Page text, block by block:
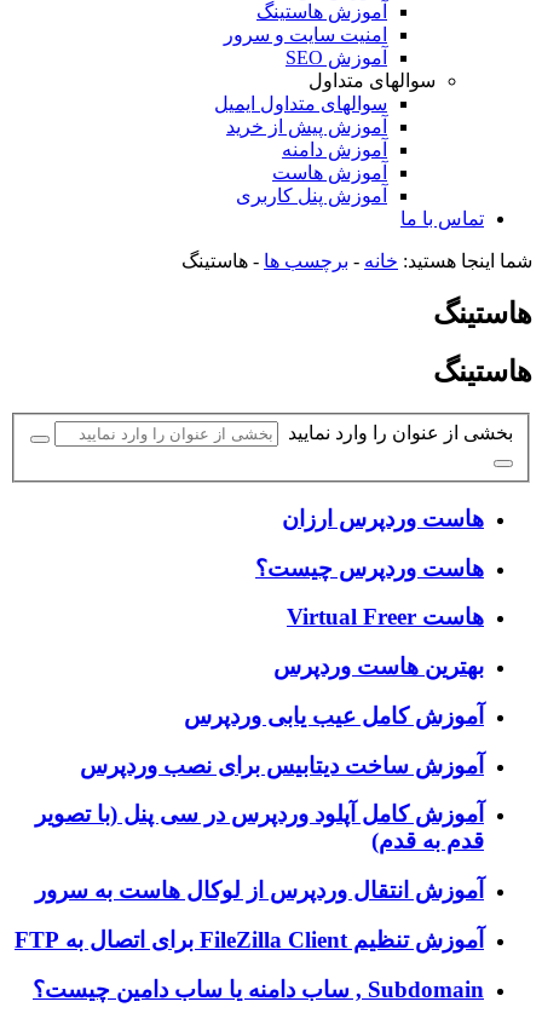
آموزش هاستینگ
امنیت سایت و سرور
آموزش SEO
سوالهای متداول
سوالهای متداول ایمیل
آموزش پیش از خرید
آموزش دامنه
آموزش هاست
آموزش پنل کاربری
تماس با ما
شما اینجا هستید: خانه - برچسب ها - هاستینگ
هاستینگ
هاستینگ
بخشی از عنوان را وارد نمایید
هاست وردپرس ارزان
هاست وردپرس چیست؟
هاست Virtual Freer
بهترین هاست وردپرس
آموزش کامل عیب یابی وردپرس
آموزش ساخت دیتابیس برای نصب وردپرس
آموزش کامل آپلود وردپرس در سی پنل (با تصویر
قدم به قدم)
آموزش انتقال وردپرس از لوکال هاست به سرور
آموزش تنظیم FileZilla Client برای اتصال به FTP
Subdomain , ساب دامنه یا ساب دامین چیست؟